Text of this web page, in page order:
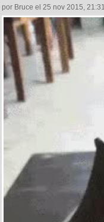
por Bruce el 25 nov 2015, 21:31